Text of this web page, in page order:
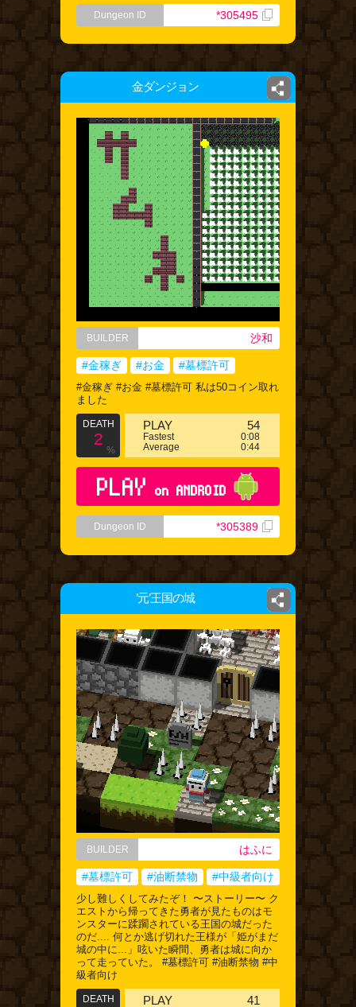
Dungeon ID *305495
金ダンジョン
BUILDER 沙和
#金稼ぎ #お金 #墓標許可
#金稼ぎ #お金 #墓標許可 私は50コイン取れ
ました
DEATH
2
%
PLAY 54
Fastest
0:08
Average
0:44
PLAY on ANDROID
Dungeon ID *305389
’元’王国の城
BUILDER はふに
#墓標許可 #油断禁物 #中級者向け
少し難しくしてみたぞ！ 〜ストーリー〜 ク
エストから帰ってきた勇者が見たものはモ
ンスターに蹂躙されている王国の城だった
のだ.... 何とか逃げ切れた王様が「姫がまだ
城の中に...」呟いた瞬間、勇者は城に向か
って走っていた。 #墓標許可 #油断禁物 #中
級者向け
DEATH PLAY 41